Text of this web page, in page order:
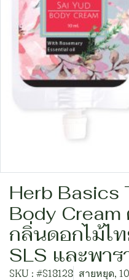
Herb Basics
Body
กลิ่นดอกไม้ไ
SLS และพาร
SKU : #S18128 สายหยุด,